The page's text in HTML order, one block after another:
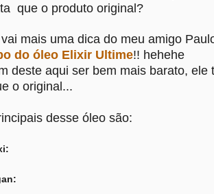
que o produto original?
mais uma dica do meu amigo
do óleo Elixir Ultime!! hehehe
deste aqui ser bem mais barato,
o original...
desse óleo são: